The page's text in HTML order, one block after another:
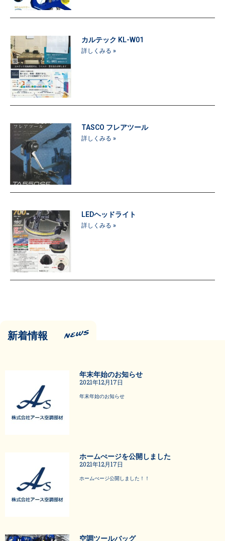
カルテック KL-W01
詳しくみる »
TASCO フレアツール
詳しくみる »
LEDヘッドライト
詳しくみる »
新着情報
年末年始のお知らせ
2021年12月17日
年末年始のお知らせ
ホームぺージを公開しました
2021年12月17日
ホームぺージ公開しました！！
空調ツールバッグ